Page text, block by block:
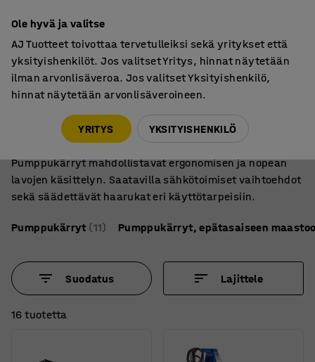
Pumppukärryt ja haarukkavaunut raskaaseen
käyttöön
Pumppukärryt mahdollistavat ergonomisen ja nopean
lavojen käsittelyn. Saatavilla sähkötoimiset vaihtoehdot
sekä säädettävät haarukat eri käyttötarpeisiin.
Pumppukärryt(11) Pumppukärryt, epätasaiseen
Suodatus Lajittele
16 tuotetta
Ole hyvä ja valitse
AJ Tuotteet toivottaa tervetulleiksi sekä yritykset että
yksityishenkilöt. Jos valitset Yritys, hinnat näytetään
ilman arvonlisäveroa. Jos valitset Yksityishenkilö,
hinnat näytetään arvonlisäveroineen.
YRITYS YKSITYISHENKILÖ